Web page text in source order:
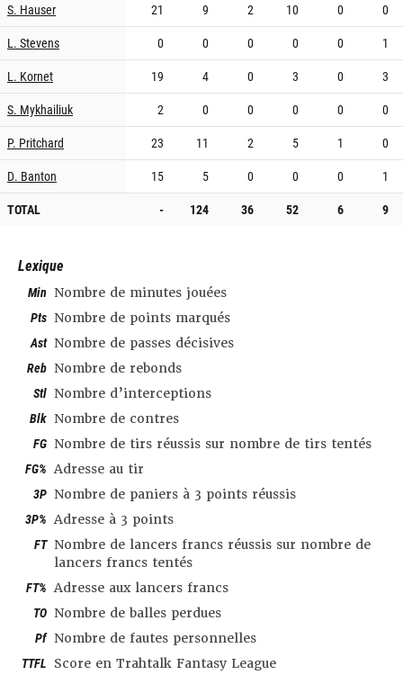
S. Hauser
21 9 2 10 0
0
L. Stevens
0 0 0 0 0
1
L. Kornet
19 4 0 3 0
3
S. Mykhailiuk
2 0 0 0 0
0
P. Pritchard
23 11 2 5 1
0
D. Banton
15 5 0 0 0
1
TOTAL
- 124 36 52 6 9
Lexique
Min Nombre de minutes jouées
Pts Nombre de points marqués
Ast Nombre de passes décisives
Reb Nombre de rebonds
Stl Nombre d’interceptions
Blk Nombre de contres
FG Nombre de tirs réussis sur nombre de tirs tentés
FG% Adresse au tir
3P Nombre de paniers à 3 points réussis
3P% Adresse à 3 points
FT Nombre de lancers francs réussis sur nombre de
lancers francs tentés
FT% Adresse aux lancers francs
TO Nombre de balles perdues
Pf Nombre de fautes personnelles
TTFL Score en Trahtalk Fantasy League